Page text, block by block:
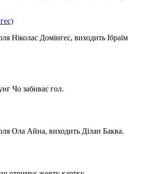
Ніколас Домінгес, виходить Ібраїм
Чо забиває гол.
Ола Айна, виходить Ділан Баква.